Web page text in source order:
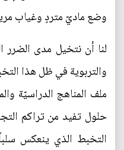
وضع ماديّ متردٍ وغياب
لنا أن نتخيل مدى الضرر
والتربوية في ظل هذا
ملف المناهج الدراسيّة
التخبط الذي ينعكس